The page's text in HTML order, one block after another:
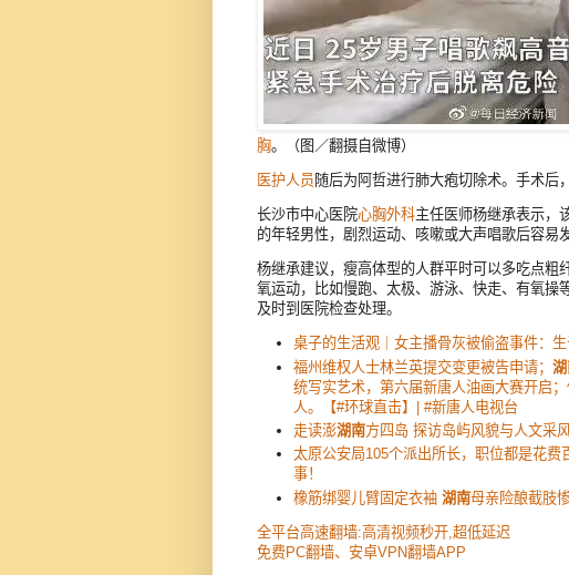
胸。（图／翻摄自微博）
医护人员 随后为阿哲进行肺大疱切除术。手术后
长沙市中心医院心胸外科主任医师杨继承表示，
的年轻男性，剧烈运动、咳嗽或大声唱歌后容易发
杨继承建议，瘦高体型的人群平时可以多吃点粗
氧运动，比如慢跑、太极、游泳、快走、有氧操
及时到医院检查处理。
桌子的生活观｜女主播骨灰被偷盗事件：
福州维权人士林兰英提交变更被告申请；
统写实艺术，第六届新唐人油画大赛开启
人。【#环球直击】| #新唐人电视台
走读澎湖南方四岛 探访岛屿风貌与人文采风
太原公安局105个派出所长，职位都是花费
事！
橡筋绑婴儿臂固定衣袖 湖南母亲险酿截肢
全平台高速翻墙:高清视频秒开,超低延迟
免费PC翻墙、安卓VPN翻墙APP